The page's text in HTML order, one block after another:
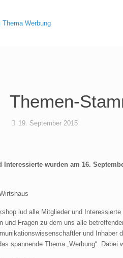
Themen-
19. September 2015
wurden am 16.
lud alle Mitglieder und
und Fragen zu dem uns alle
und Inhaber
spannende Thema „Werbung“. Dabei